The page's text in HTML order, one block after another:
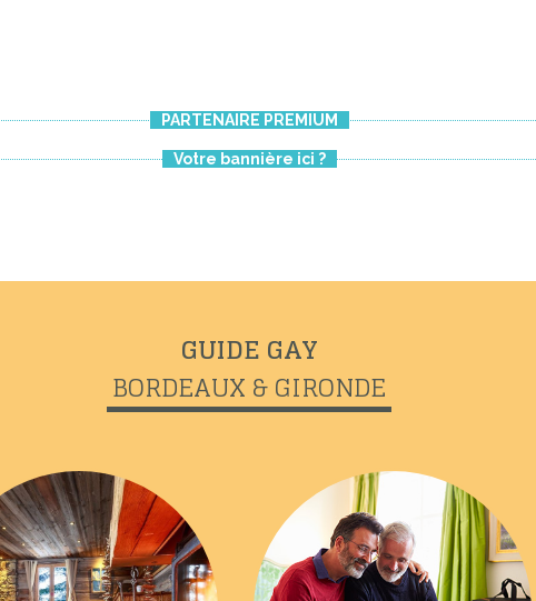
PARTENAIRE PREMIUM
Votre bannière ici ?
GUIDE GAY
BORDEAUX & GIRONDE